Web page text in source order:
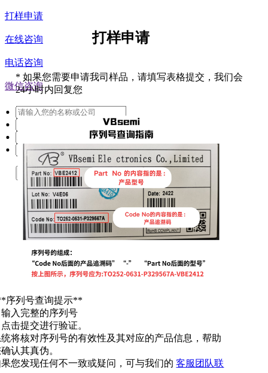
打样申请
在线咨询
电话咨询
微信咨询
打样申请
* 如果您需要申请我司样品，请填写表格提交，我们会
24小时内回复您
提交
序列号查询提示**
输入完整的序列号
点击提交进行验证。
将核对序列号的有效性及其对应的产品信息，帮助
认其真伪。
您发现任何不一致或疑问，可与我们的客服团队联